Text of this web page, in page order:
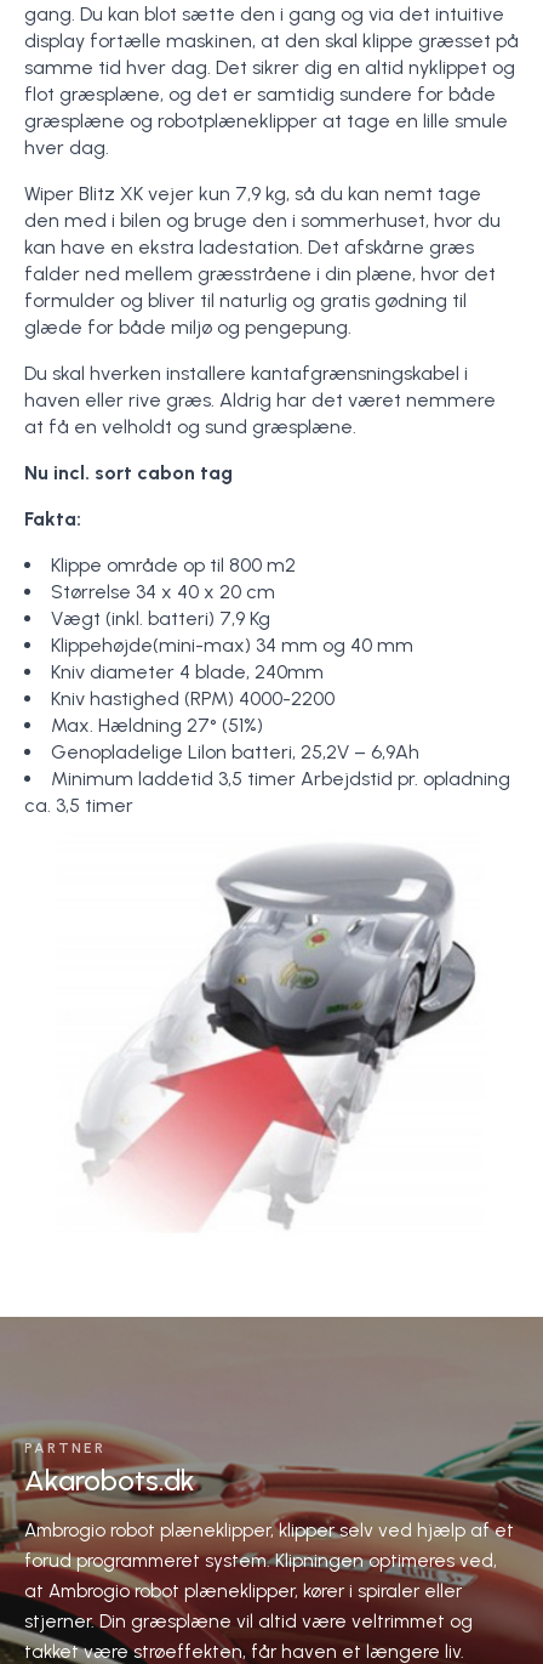
gang. Du kan blot sætte den i gang og via det intuitive
display fortælle maskinen, at den skal klippe græsset på
samme tid hver dag. Det sikrer dig en altid nyklippet og
flot græsplæne, og det er samtidig sundere for både
græsplæne og robotplæneklipper at tage en lille smule
hver dag.
Wiper Blitz XK vejer kun 7,9 kg, så du kan nemt tage
den med i bilen og bruge den i sommerhuset, hvor du
kan have en ekstra ladestation. Det afskårne græs
falder ned mellem græsstråene i din plæne, hvor det
formulder og bliver til naturlig og gratis gødning til
glæde for både miljø og pengepung.
Du skal hverken installere kantafgrænsningskabel i
haven eller rive græs. Aldrig har det været nemmere
at få en velholdt og sund græsplæne.
Nu incl. sort cabon tag
Fakta:
Klippe område op til 800 m2
Størrelse 34 x 40 x 20 cm
Vægt (inkl. batteri) 7,9 Kg
Klippehøjde(mini-max) 34 mm og 40 mm
Kniv diameter 4 blade, 240mm
Kniv hastighed (RPM) 4000-2200
Max. Hældning 27° (51%)
Genopladelige Lilon batteri, 25,2V – 6,9Ah
Minimum laddetid 3,5 timer Arbejdstid pr. opladning
ca. 3,5 timer
PARTNER
Akarobots.dk
Ambrogio robot plæneklipper, klipper selv ved hjælp af et
forud programmeret system. Klipningen optimeres ved,
at Ambrogio robot plæneklipper, kører i spiraler eller
stjerner. Din græsplæne vil altid være veltrimmet og
takket være strøeffekten, får haven et længere liv.